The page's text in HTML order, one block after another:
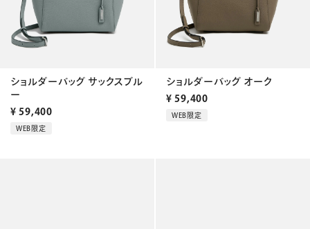
ショルダーバッグ サックスブル
ー
¥ 59,400
WEB限定
ショルダーバッグ オーク
¥ 59,400
WEB限定